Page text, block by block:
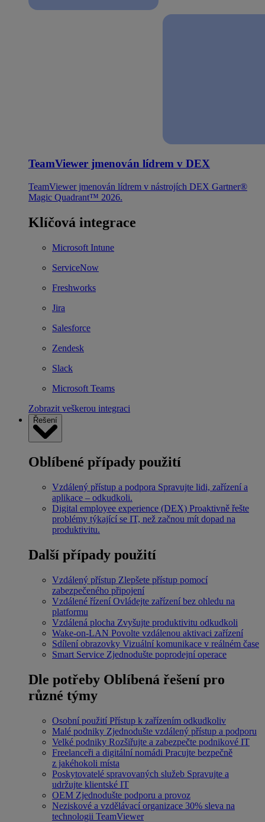
TeamViewer jmenován lídrem v DEX
TeamViewer jmenován lídrem v nástrojích DEX Gartner®
Magic Quadrant™ 2026.
Klíčová integrace
Microsoft Intune
ServiceNow
Freshworks
Jira
Salesforce
Zendesk
Slack
Microsoft Teams
Zobrazit veškerou integraci
Řešení
Oblíbené případy použití
Vzdálený přístup a podpora Spravujte lidi, zařízení a
aplikace – odkudkoli.
Digital employee experience (DEX) Proaktivně řešte
problémy týkající se IT, než začnou mít dopad na
produktivitu.
Další případy použití
Vzdálený přístup Zlepšete přístup pomocí
zabezpečeného připojení
Vzdálené řízení Ovládejte zařízení bez ohledu na
platformu
Vzdálená plocha Zvyšujte produktivitu odkudkoli
Wake-on-LAN Povolte vzdálenou aktivaci zařízení
Sdílení obrazovky Vizuální komunikace v reálném čase
Smart Service Zjednodušte poprodejní operace
Dle potřeby Oblíbená řešení pro
různé týmy
Osobní použití Přístup k zařízením odkudkoliv
Malé podniky Zjednodušte vzdálený přístup a podporu
Velké podniky Rozšiřujte a zabezpečte podnikové IT
Freelanceři a digitální nomádi Pracujte bezpečně
z jakéhokoli místa
Poskytovatelé spravovaných služeb Spravujte a
udržujte klientské IT
OEM Zjednodušte podporu a provoz
Neziskové a vzdělávací organizace 30% sleva na
technologii TeamViewer